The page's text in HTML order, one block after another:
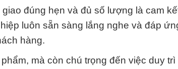
đúng hẹn và đủ số lượng là cam
luôn sẵn sàng lắng nghe và đáp
hàng.
mà còn chú trọng đến việc duy